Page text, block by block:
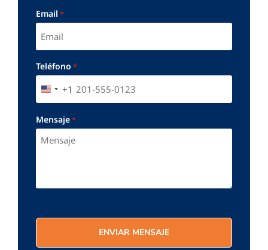
Email *
Teléfono *
UNITED STATES +1
+1
Mensaje*